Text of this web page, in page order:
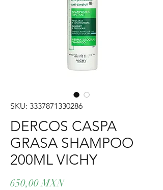
SKU: 3337871330286
DERCOS CASPA
GRASA SHAMPOO
200ML VICHY
650,00 MXNPrecio